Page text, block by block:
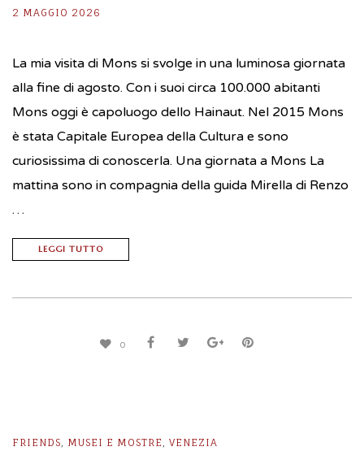
2 MAGGIO 2026
La mia visita di Mons si svolge in una luminosa giornata
alla fine di agosto. Con i suoi circa 100.000 abitanti
Mons oggi è capoluogo dello Hainaut. Nel 2015 Mons
è stata Capitale Europea della Cultura e sono
curiosissima di conoscerla. Una giornata a Mons La
mattina sono in compagnia della guida Mirella di Renzo
…
LEGGI TUTTO
0
FRIENDS, MUSEI E MOSTRE , VENEZIA